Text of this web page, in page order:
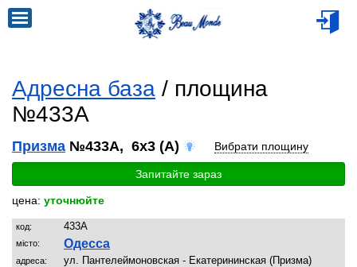
Адресна база / площина
№433A
Призма №433A, 6x3 (A) Вибрати площину
Запитайте зараз
цена: уточнюйте
код: 433A
місто: Одесса
адреса: ул. Пантелеймоновская - Екатерининская (Призма)